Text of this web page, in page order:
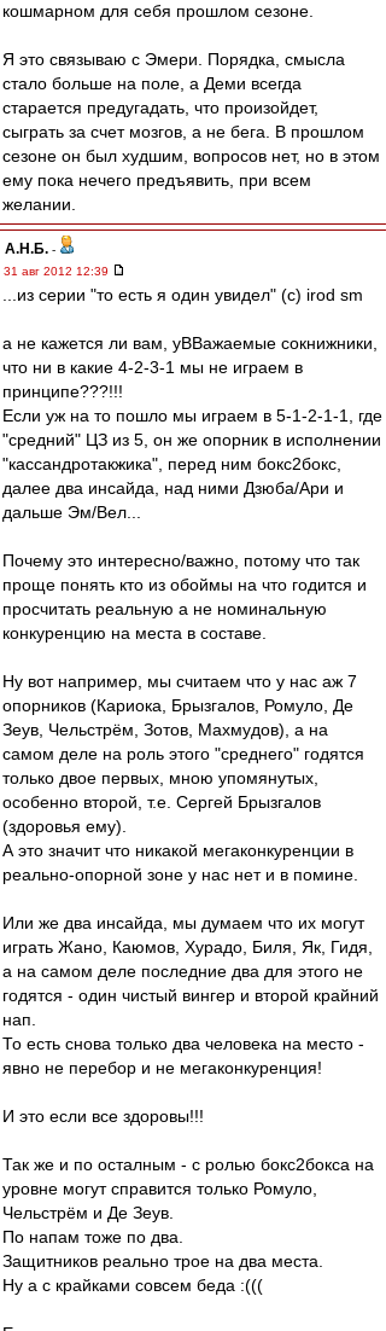
кошмарном для себя прошлом сезоне.
Я это связываю с Эмери. Порядка, смысла
стало больше на поле, а Деми всегда
старается предугадать, что произойдет,
сыграть за счет мозгов, а не бега. В прошлом
сезоне он был худшим, вопросов нет, но в этом
ему пока нечего предъявить, при всем
желании.
А.Н.Б. -
31 авг 2012 12:39
...из серии "то есть я один увидел" (с) irod sm
а не кажется ли вам, уВВажаемые сокнижники,
что ни в какие 4-2-3-1 мы не играем в
принципе???!!!
Если уж на то пошло мы играем в 5-1-2-1-1, где
"средний" ЦЗ из 5, он же опорник в исполнении
"кассандротакжика", перед ним бокс2бокс,
далее два инсайда, над ними Дзюба/Ари и
дальше Эм/Вел...
Почему это интересно/важно, потому что так
проще понять кто из обоймы на что годится и
просчитать реальную а не номинальную
конкуренцию на места в составе.
Ну вот например, мы считаем что у нас аж 7
опорников (Кариока, Брызгалов, Ромуло, Де
Зеув, Чельстрём, Зотов, Махмудов), а на
самом деле на роль этого "среднего" годятся
только двое первых, мною упомянутых,
особенно второй, т.е. Сергей Брызгалов
(здоровья ему).
А это значит что никакой мегаконкуренции в
реально-опорной зоне у нас нет и в помине.
Или же два инсайда, мы думаем что их могут
играть Жано, Каюмов, Хурадо, Биля, Як, Гидя,
а на самом деле последние два для этого не
годятся - один чистый вингер и второй крайний
нап.
То есть снова только два человека на место -
явно не перебор и не мегаконкуренция!
И это если все здоровы!!!
Так же и по осталным - с ролью бокс2бокса на
уровне могут справится только Ромуло,
Чельстрём и Де Зеув.
По напам тоже по два.
Защитников реально трое на два места.
Ну а с крайками совсем беда :(((